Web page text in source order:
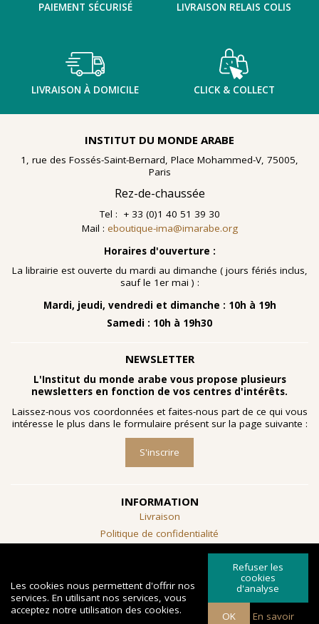
PAIEMENT SÉCURISÉ LIVRAISON RELAIS COLIS
LIVRAISON À DOMICILE CLICK & COLLECT
INSTITUT DU MONDE ARABE
1, rue des Fossés-Saint-Bernard, Place Mohammed-V, 75005,
Paris
Rez-de-chaussée
Tel : + 33 (0)1 40 51 39 30
Mail : eboutique-ima@imarabe.org
Horaires d'ouverture :
La librairie est ouverte du mardi au dimanche ( jours fériés inclus,
sauf le 1er mai ) :
Mardi, jeudi, vendredi et dimanche : 10h à 19h
Samedi : 10h à 19h30
NEWSLETTER
L'Institut du monde arabe vous propose plusieurs
newsletters en fonction de vos centres d'intérêts.
Laissez-nous vos coordonnées et faites-nous part de ce qui vous
intéresse le plus dans le formulaire présent sur la page suivante :
S'inscrire
INFORMATION
Livraison
Politique de confidentialité
Conditions générales de vente
SUIVEZ-NOUS
Les cookies nous permettent d'offrir nos
services. En utilisant nos services, vous
acceptez notre utilisation des cookies.
Refuser les
cookies
d'analyse
OK En savoir